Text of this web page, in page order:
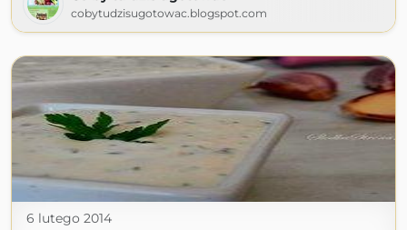
cobytudzisugotowac.blogspot.com
6 lutego 2014